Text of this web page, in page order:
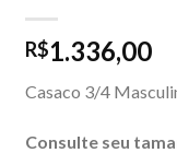
R$1.336,00
Casaco 3/4
Consulte seu